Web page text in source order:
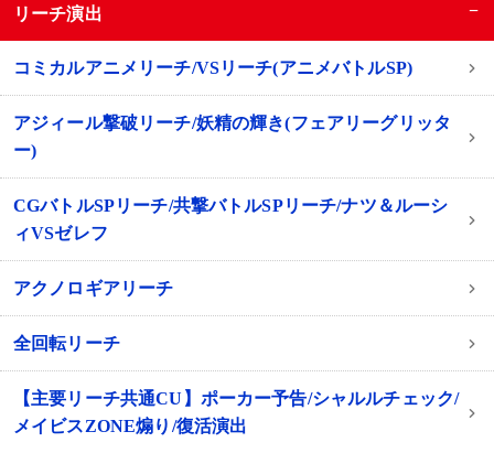
リーチ演出 −
コミカルアニメリーチ/VSリーチ(アニメバトルSP)
アジィール撃破リーチ/妖精の輝き(フェアリーグリッタ
ー)
CGバトルSPリーチ/共撃バトルSPリーチ/ナツ＆ルーシ
ィVSゼレフ
アクノロギアリーチ
全回転リーチ
【主要リーチ共通CU】ポーカー予告/シャルルチェック/
メイビスZONE煽り/復活演出